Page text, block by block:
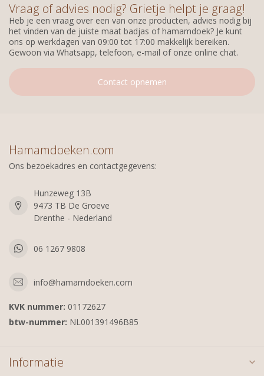
Vraag of advies nodig? Grietje helpt je graag!
Heb je een vraag over een van onze producten, advies nodig bij
het vinden van de juiste maat badjas of hamamdoek? Je kunt
ons op werkdagen van 09:00 tot 17:00 makkelijk bereiken.
Gewoon via Whatsapp, telefoon, e-mail of onze online chat.
Contact opnemen
Hamamdoeken.com
Ons bezoekadres en contactgegevens:
Hunzeweg 13B
9473 TB De Groeve
Drenthe - Nederland
06 1267 9808
info@hamamdoeken.com
KVK nummer: 01172627
btw-nummer: NL001391496B85
Informatie